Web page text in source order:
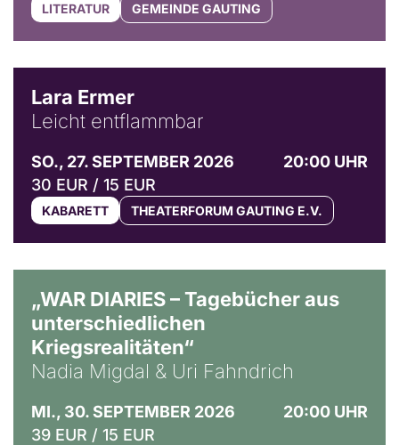
LITERATUR GEMEINDE GAUTING
Lara Ermer
Leicht entflammbar
SO., 27. SEPTEMBER 2026
20:00 UHR
30 EUR / 15 EUR
KABARETT THEATERFORUM GAUTING E.V.
„WAR DIARIES – Tagebücher aus
unterschiedlichen
Kriegsrealitäten“
Nadia Migdal & Uri Fahndrich
MI., 30. SEPTEMBER 2026
20:00 UHR
39 EUR / 15 EUR